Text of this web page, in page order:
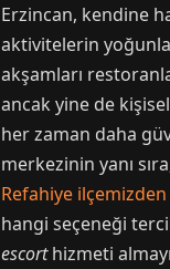
Erzincan, kendine
aktivitelerin
akşamları
ancak yine de
her zaman daha
merkezinin yanı
Refahiye
hangi seçeneği
escorthizmeti